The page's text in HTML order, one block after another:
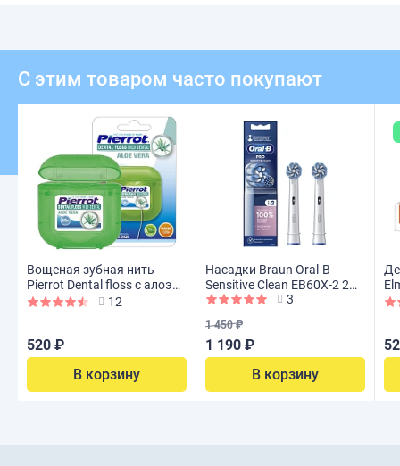
С этим товаром часто покупают
Вощеная зубная нить
Pierrot Dental floss с алоэ
вера, 50 м
12
520 ₽
В корзину
Насадки Braun Oral-B
Sensitive Clean EB60X-2 2
шт.
3
1 450 ₽
1 190 ₽
В корзину